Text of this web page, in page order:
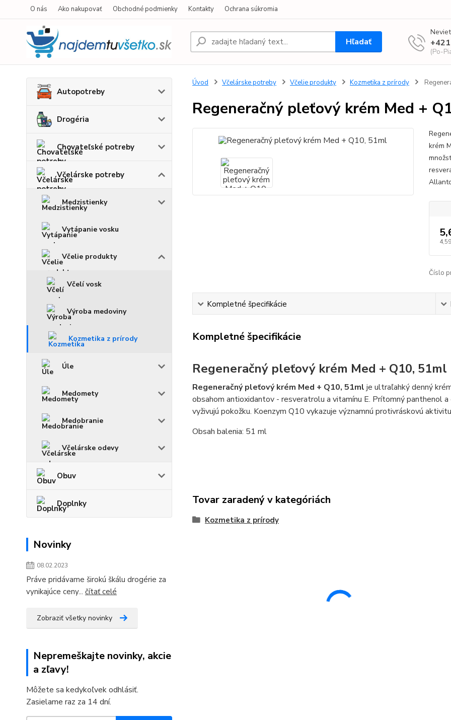
O nás Ako nakupovať Obchodné podmienky Kontakty Ochrana súkromia
Hľadať
(Po-
Autopotreby
Drogéria
Chovateľské potreby
Včelárske potreby
Medzistienky
Vytápanie vosku
Včelie produkty
Včelí vosk
Výroba medoviny
Kozmetika z prírody
Úle
Medomety
Medobranie
Včelárske odevy
Obuv
Doplnky
Novinky
08.02.2023
Práve pridávame širokú škálu drogérie za
vynikajúce ceny... čítať celé
Zobraziť všetky novinky
Nepremeškajte novinky, akcie
a zľavy!
Môžete sa kedykoľvek odhlásiť.
Zasielame raz za 14 dní.
Úvod Včelárske potreby Včelie produkty Kozmetika z prírody
Regeneračný pleťový krém Med +
krém
Číslo
Kompletné špecifikácie
Kompletné špecifikácie
Regeneračný pleťový krém Med + Q10, 51ml
Regeneračný pleťový krém Med + Q10, 51ml je ultraľahký denný
obsahom antioxidantov - resveratrolu a vitamínu E. Prítomný panthenol
vyživujú pokožku. Koenzym Q10 vykazuje významnú protivráskovú
Obsah balenia: 51 ml
Tovar zaradený v kategóriách
Kozmetika z prírody